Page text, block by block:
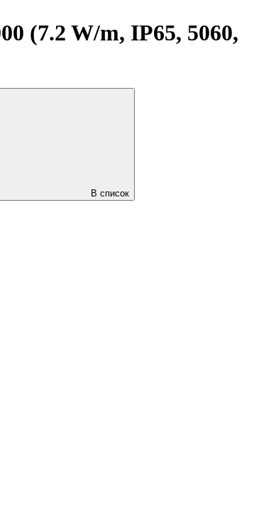
(7.2 W/m, IP65, 5060,
В список